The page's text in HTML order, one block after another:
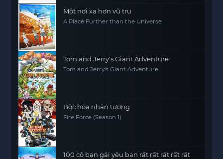
Một nơi xa hơn vũ trụ
A Place Further than the Universe
Tom and Jerry's Giant Adventure
Tom and Jerry's Giant Adventure
Bộc hỏa nhân tượng
Fire Force (Season 1)
100 cô bạn gái yêu bạn rất rất rất rất rất